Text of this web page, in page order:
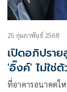
25 กุมภาพันธ์ 2568
เปิดอภิปรา
'อิ๊งค์' ไม่ใช่
ที่อาคารอนาคต